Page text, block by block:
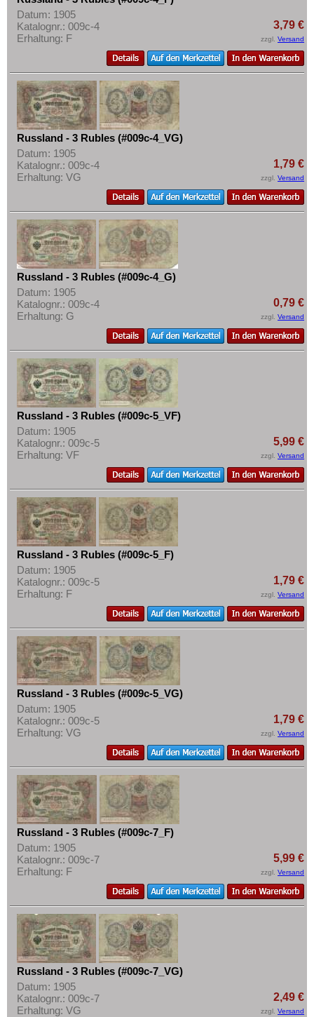
Datum: 1905
Katalognr.: 009c-4
Erhaltung: F
3,79 €
zzgl. Versand
Russland - 3 Rubles (#009c-4_VG)
Datum: 1905
Katalognr.: 009c-4
Erhaltung: VG
1,79 €
zzgl. Versand
Russland - 3 Rubles (#009c-4_G)
Datum: 1905
Katalognr.: 009c-4
Erhaltung: G
0,79 €
zzgl. Versand
Russland - 3 Rubles (#009c-5_VF)
Datum: 1905
Katalognr.: 009c-5
Erhaltung: VF
5,99 €
zzgl. Versand
Russland - 3 Rubles (#009c-5_F)
Datum: 1905
Katalognr.: 009c-5
Erhaltung: F
1,79 €
zzgl. Versand
Russland - 3 Rubles (#009c-5_VG)
Datum: 1905
Katalognr.: 009c-5
Erhaltung: VG
1,79 €
zzgl. Versand
Russland - 3 Rubles (#009c-7_F)
Datum: 1905
Katalognr.: 009c-7
Erhaltung: F
5,99 €
zzgl. Versand
Russland - 3 Rubles (#009c-7_VG)
Datum: 1905
Katalognr.: 009c-7
Erhaltung: VG
2,49 €
zzgl. Versand